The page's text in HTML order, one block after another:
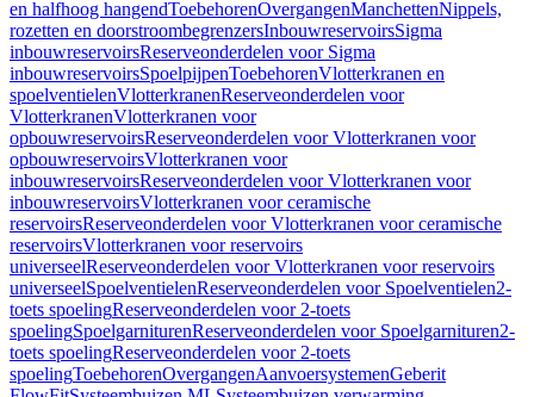
en halfhoog hangendToebehorenOvergangenManchettenNippels,
rozetten en doorstroombegrenzersInbouwreservoirsSigma
inbouwreservoirsReserveonderdelen voor Sigma
inbouwreservoirsSpoelpijpenToebehorenVlotterkranen en
spoelventielenVlotterkranenReserveonderdelen voor
VlotterkranenVlotterkranen voor
opbouwreservoirsReserveonderdelen voor Vlotterkranen voor
opbouwreservoirsVlotterkranen voor
inbouwreservoirsReserveonderdelen voor Vlotterkranen voor
inbouwreservoirsVlotterkranen voor ceramische
reservoirsReserveonderdelen voor Vlotterkranen voor ceramische
reservoirsVlotterkranen voor reservoirs
universeelReserveonderdelen voor Vlotterkranen voor reservoirs
universeelSpoelventielenReserveonderdelen voor Spoelventielen2-
toets spoelingReserveonderdelen voor 2-toets
spoelingSpoelgarniturenReserveonderdelen voor Spoelgarnituren2-
toets spoelingReserveonderdelen voor 2-toets
spoelingToebehorenOvergangenAanvoersystemenGeberit